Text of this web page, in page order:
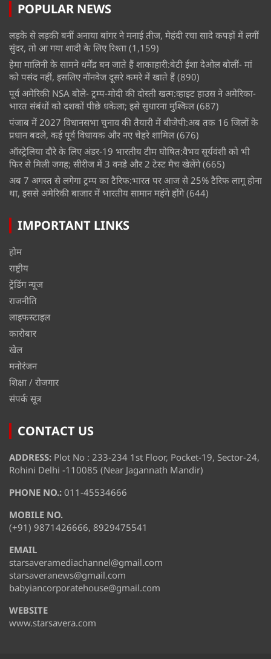
POPULAR NEWS
लड़के से लड़की बनीं अनाया बांगर ने मनाई तीज, मेहंदी रचा सादे कपड़ों में लगीं
सुंदर, तो आ गया शादी के लिए रिश्ता (1,159)
हेमा मालिनी के सामने धर्मेंद्र बन जाते हैं शाकाहारी:बेटी ईशा देओल बोलीं- मां
को पसंद नहीं, इसलिए नॉनवेज दूसरे कमरे में खाते हैं (890)
पूर्व अमेरिकी NSA बोले- ट्रम्प-मोदी की दोस्ती खत्म:व्हाइट हाउस ने अमेरिका-
भारत संबंधों को दशकों पीछे धकेला; इसे सुधारना मुश्किल (687)
पंजाब में 2027 विधानसभा चुनाव की तैयारी में बीजेपी:अब तक 16 जिलों के
प्रधान बदले, कई पूर्व विधायक और नए चेहरे शामिल (676)
ऑस्ट्रेलिया दौरे के लिए अंडर-19 भारतीय टीम घोषित:वैभव सूर्यवंशी को भी
फिर से मिली जगह; सीरीज में 3 वनडे और 2 टेस्ट मैच खेलेंगे (665)
अब 7 अगस्त से लगेगा ट्रम्प का टैरिफ:भारत पर आज से 25% टैरिफ लागू होना
था, इससे अमेरिकी बाजार में भारतीय सामान महंगे होंगे (644)
IMPORTANT LINKS
होम
राष्ट्रीय
ट्रेंडिंग न्यूज
राजनीति
लाइफस्टाइल
कारोबार
खेल
मनोरंजन
शिक्षा / रोजगार
संपर्क सूत्र
CONTACT US
ADDRESS: Plot No : 233-234 1st Floor, Pocket-19, Sector-24,
Rohini Delhi -110085 (Near Jagannath Mandir)
PHONE NO.: 011-45534666
MOBILE NO.
(+91) 9871426666, 8929475541
EMAIL
starsaveramediachannel@gmail.com
starsaveranews@gmail.com
babyiancorporatehouse@gmail.com
WEBSITE
www.starsavera.com